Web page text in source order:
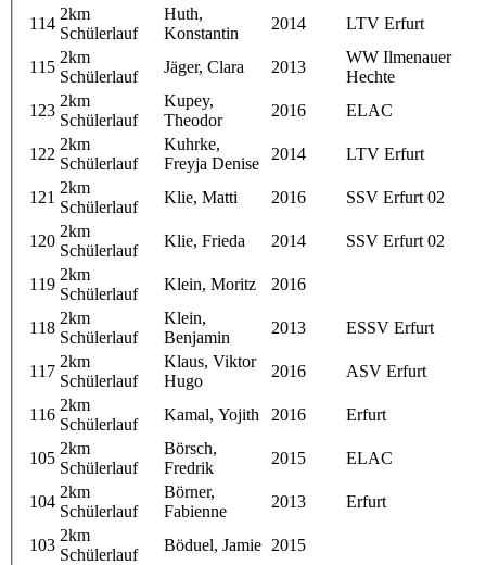
114
2km
Schülerlauf
Huth,
Konstantin
2014 LTV Erfurt
115
2km
Schülerlauf
Jäger, Clara 2013
WW Ilmenauer
Hechte
123
2km
Schülerlauf
Kupey,
Theodor
2016 ELAC
122
2km
Schülerlauf
Kuhrke,
Freyja Denise
2014 LTV Erfurt
121
2km
Schülerlauf
Klie, Matti 2016 SSV Erfurt 02
120
2km
Schülerlauf
Klie, Frieda 2014 SSV Erfurt 02
119
2km
Schülerlauf
Klein, Moritz 2016
118
2km
Schülerlauf
Klein,
Benjamin
2013 ESSV Erfurt
117
2km
Schülerlauf
Klaus, Viktor
Hugo
2016 ASV Erfurt
116
2km
Schülerlauf
Kamal, Yojith 2016 Erfurt
105
2km
Schülerlauf
Börsch,
Fredrik
2015 ELAC
104
2km
Schülerlauf
Börner,
Fabienne
2013 Erfurt
103
2km
Schülerlauf
Böduel, Jamie 2015